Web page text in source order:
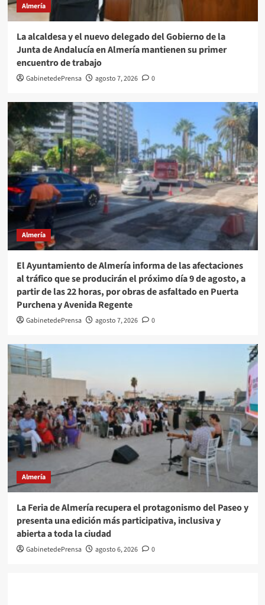
Almería
La alcaldesa y el nuevo delegado del Gobierno de la
Junta de Andalucía en Almería mantienen su primer
encuentro de trabajo
GabinetedePrensa agosto 7, 2026 0
Almería
El Ayuntamiento de Almería informa de las afectaciones
al tráfico que se producirán el próximo día 9 de agosto, a
partir de las 22 horas, por obras de asfaltado en Puerta
Purchena y Avenida Regente
GabinetedePrensa agosto 7, 2026 0
Almería
La Feria de Almería recupera el protagonismo del Paseo y
presenta una edición más participativa, inclusiva y
abierta a toda la ciudad
GabinetedePrensa agosto 6, 2026 0